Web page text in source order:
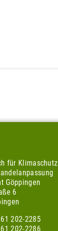
für Klimaschutz
Göppingen
6
202-2285
202-2286